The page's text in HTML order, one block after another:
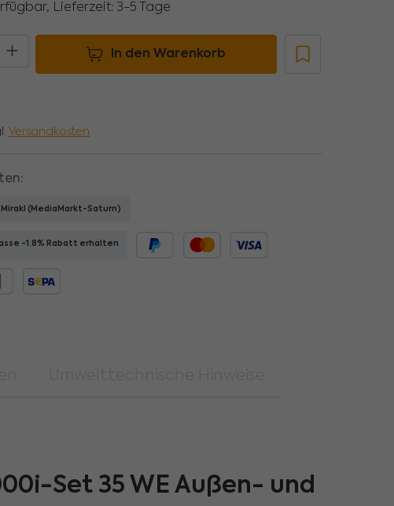
Versandkosten
Lieferzeit: 3-5 Tage
In den Warenkorb
-1.8% Rabatt erhalten
Mirakl (MediaMarkt-Saturn)
Set 35 WE Außen- und